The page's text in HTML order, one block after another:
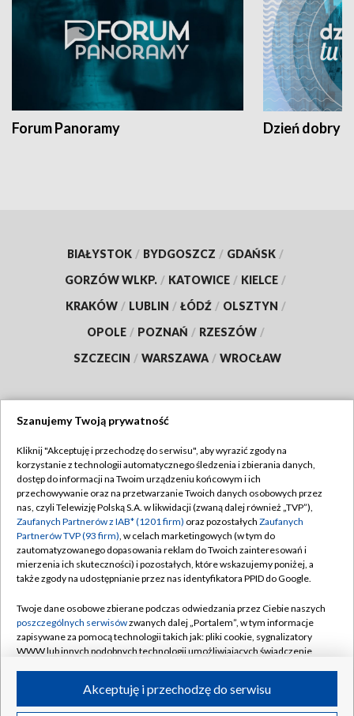
Forum Panoramy Dzień dobry
BIAŁYSTOK / BYDGOSZCZ / GDAŃSK /
GORZÓW WLKP. / KATOWICE / KIELCE /
KRAKÓW / LUBLIN / ŁÓDŹ / OLSZTYN /
OPOLE / POZNAŃ / RZESZÓW /
SZCZECIN / WARSZAWA / WROCŁAW
TVP
Abonament TVP
Emisja w TVP
Centrum informacji TVP
Naziemna Telewizja Cyfrowa
Rada Programowa
System NOS
Informacje o nadawcy
Program dla prasy
Regulamin TVP
Polityka prywatności
Moje zgody
Pomoc
Kontakt
Kanały
©2026 Telewizja Polska S.A. w likwidacji
Szanujemy Twoją prywatność
Kliknij "Akceptuję i przechodzę do serwisu", aby wyrazić zgody na
korzystanie z technologii automatycznego śledzenia i zbierania danych,
dostęp do informacji na Twoim urządzeniu końcowym i ich
przechowywanie oraz na przetwarzanie Twoich danych osobowych przez
nas, czyli Telewizję Polską S.A. w likwidacji (zwaną dalej również „TVP”),
Zaufanych Partnerów z IAB* (1201 firm) oraz pozostałych Zaufanych
Partnerów TVP (93 firm), w celach marketingowych (w tym do
zautomatyzowanego dopasowania reklam do Twoich zainteresowań i
mierzenia ich skuteczności) i pozostałych, które wskazujemy poniżej, a
także zgody na udostępnianie przez nas identyfikatora PPID do Google.
Twoje dane osobowe zbierane podczas odwiedzania przez Ciebie naszych
poszczególnych serwisówzwanych dalej „Portalem”, w tym informacje
zapisywane za pomocą technologii takich jak: pliki cookie, sygnalizatory
WWW lub innych podobnych technologii umożliwiających świadczenie
ruchu w Internecie.Akceptuję i przechodzę do serwisu